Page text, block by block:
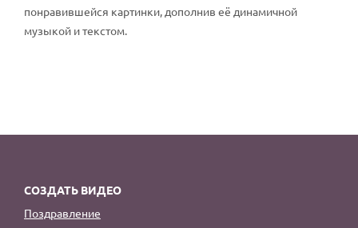
понравившейся картинки, дополнив её динамичной
музыкой и текстом.
СОЗДАТЬ ВИДЕО
Поздравление